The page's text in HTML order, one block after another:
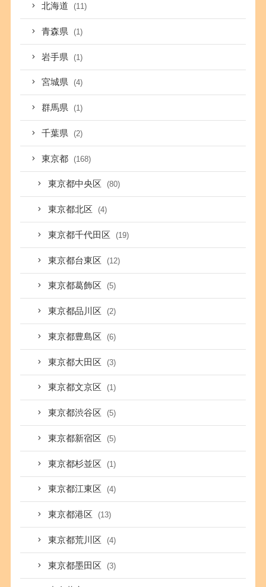
北海道 (11)
青森県 (1)
岩手県 (1)
宮城県 (4)
群馬県 (1)
千葉県 (2)
東京都 (168)
東京都中央区 (80)
東京都北区 (4)
東京都千代田区 (19)
東京都台東区 (12)
東京都葛飾区 (5)
東京都品川区 (2)
東京都豊島区 (6)
東京都大田区 (3)
東京都文京区 (1)
東京都渋谷区 (5)
東京都新宿区 (5)
東京都杉並区 (1)
東京都江東区 (4)
東京都港区 (13)
東京都荒川区 (4)
東京都墨田区 (3)